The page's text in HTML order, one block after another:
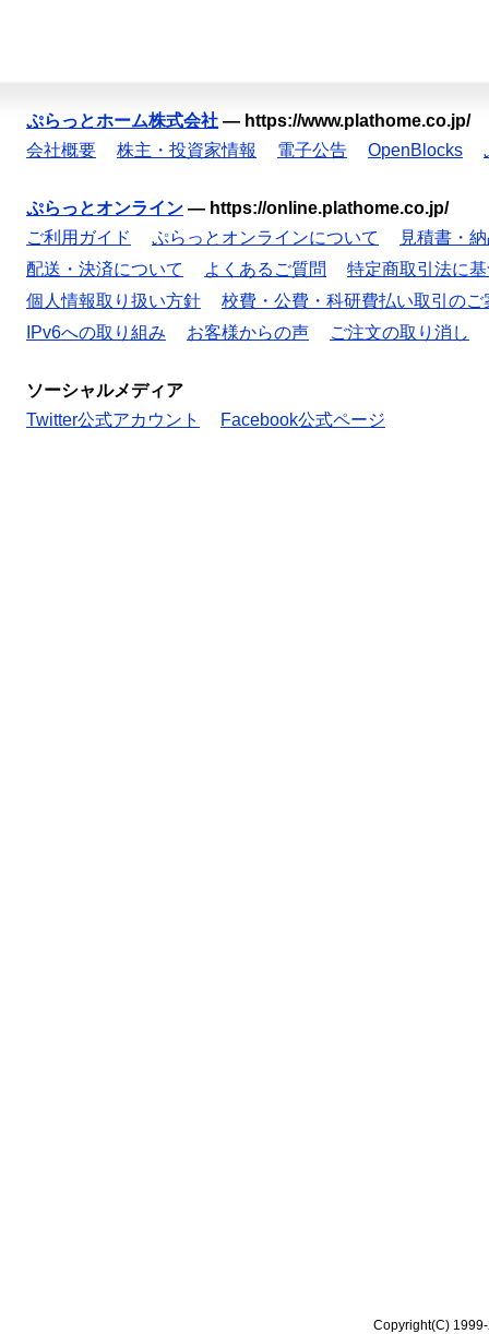
ぷらっとホーム株式会社 — https://www.plathome.co.jp/
会社概要
株主・投資家情報 電子公告 OpenBlocks
ぷらっとオンライン — https://online.plathome.co.jp/
ご利用ガイド
ぷらっとオンラインについて
見積書・
配送・決済について
よくあるご質問
特定商取引法に
個人情報取り扱い方針
校費・公費・科研費払い取引のご
IPv6への取り組み
お客様からの声 ご注文の取り消し
ソーシャルメディア
Twitter公式アカウント
Facebook公式ページ
Copyright(C)